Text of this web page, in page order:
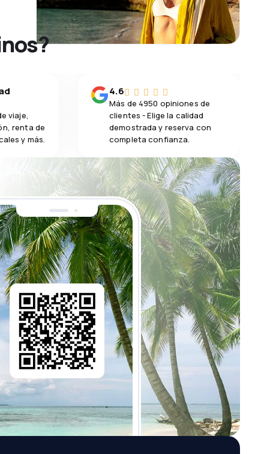
viaje,
renta de
y más.
4.6
Más de 4950 opiniones de
clientes - Elige la calidad
demostrada y reserva con
completa confianza.